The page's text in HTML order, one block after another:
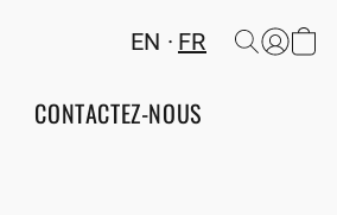
EN FR
CONTACTEZ-NOUS